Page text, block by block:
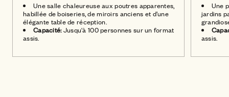
Une salle chaleureuse aux poutres apparentes,
habillée de boiseries, de miroirs anciens et d’une
élégante table de réception.
Capacité:Jusqu'à 100 personnes sur un format
assis.
Une
jardins
assis.